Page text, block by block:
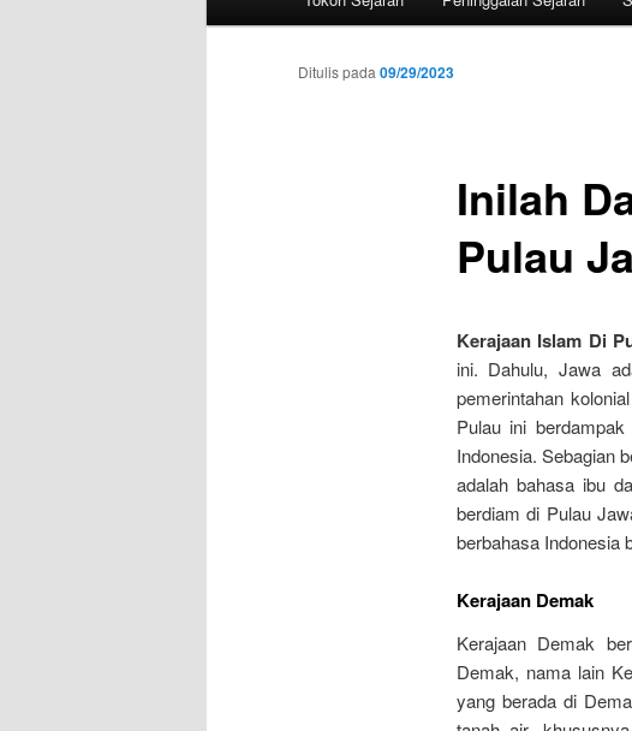
Inilah
Pulau
Ditulis pada09/29/2023
Kerajaan Islam Di
ini. Dahulu, Jawa
pemerintahan
Pulau ini berdampak
Indonesia. Sebagian
adalah bahasa ibu
berdiam di Pulau
berbahasa Indonesia
Kerajaan Demak
Kerajaan Demak
Demak, nama lain
yang berada di